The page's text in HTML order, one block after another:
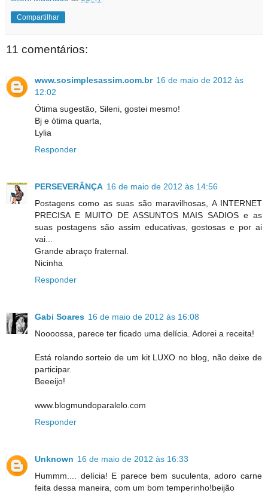
Compartilhar
11 comentários:
www.sosimplesassim.com.br 16 de maio de 2012 às
12:02
Ótima sugestão, Sileni, gostei mesmo!
Bj e ótima quarta,
Lylia
Responder
PERSEVERÂNÇA 16 de maio de 2012 às 14:56
Postagens como as suas são maravilhosas, A INTERNET
PRECISA E MUITO DE ASSUNTOS MAIS SADIOS e as
suas postagens são assim educativas, gostosas e por ai
vai...
Grande abraço fraternal.
Nicinha
Responder
Gabi Soares 16 de maio de 2012 às 16:08
Noooossa, parece ter ficado uma delícia. Adorei a receita!
Está rolando sorteio de um kit LUXO no blog, não deixe de
participar.
Beeeijo!
www.blogmundoparalelo.com
Responder
Unknown 16 de maio de 2012 às 16:33
Hummm.... delícia! E parece bem suculenta, adoro carne
feita dessa maneira, com um bom temperinho!beijão